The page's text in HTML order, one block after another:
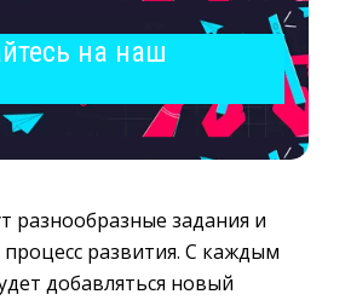
на наш
разнообразные задания и
развития. С каждым
добавляться новый